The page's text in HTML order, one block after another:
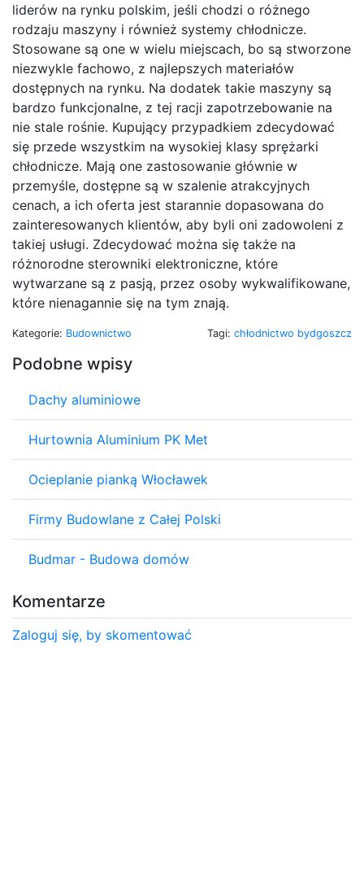
liderów na rynku polskim, jeśli chodzi o różnego
rodzaju maszyny i również systemy chłodnicze.
Stosowane są one w wielu miejscach, bo są stworzone
niezwykle fachowo, z najlepszych materiałów
dostępnych na rynku. Na dodatek takie maszyny są
bardzo funkcjonalne, z tej racji zapotrzebowanie na
nie stale rośnie. Kupujący przypadkiem zdecydować
się przede wszystkim na wysokiej klasy sprężarki
chłodnicze. Mają one zastosowanie głównie w
przemyśle, dostępne są w szalenie atrakcyjnych
cenach, a ich oferta jest starannie dopasowana do
zainteresowanych klientów, aby byli oni zadowoleni z
takiej usługi. Zdecydować można się także na
różnorodne sterowniki elektroniczne, które
wytwarzane są z pasją, przez osoby wykwalifikowane,
które nienagannie się na tym znają.
Kategorie: Budownictwo Tagi: chłodnictwo bydgoszcz
Podobne wpisy
Dachy aluminiowe
Hurtownia Aluminium PK Met
Ocieplanie pianką Włocławek
Firmy Budowlane z Całej Polski
Budmar - Budowa domów
Komentarze
Zaloguj się, by skomentować